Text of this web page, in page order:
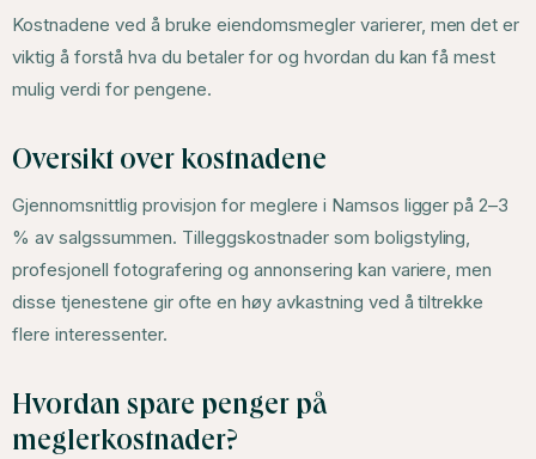
Kostnadene ved å bruke eiendomsmegler varierer, men det er
viktig å forstå hva du betaler for og hvordan du kan få mest
mulig verdi for pengene.
Oversikt over kostnadene
Gjennomsnittlig provisjon for meglere i Namsos ligger på 2–3
% av salgssummen. Tilleggskostnader som boligstyling,
profesjonell fotografering og annonsering kan variere, men
disse tjenestene gir ofte en høy avkastning ved å tiltrekke
flere interessenter.
Hvordan spare penger på
meglerkostnader?